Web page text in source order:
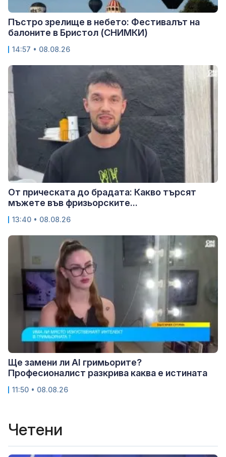
Пъстро зрелище в небето: Фестивалът на
балоните в Бристол (СНИМКИ)
14:57 • 08.08.26
От прическата до брадата: Какво търсят
мъжете във фризьорските...
13:40 • 08.08.26
Ще замени ли AI гримьорите?
Професионалист разкрива каква е истината
11:50 • 08.08.26
Четени